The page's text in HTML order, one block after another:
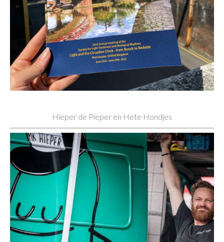
Hieper de Pieper en Hete Hondjes